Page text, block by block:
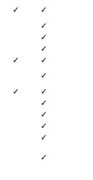
✓
✓
✓
✓
✓
✓
✓
✓
✓
✓
✓
✓
✓
✓
✓